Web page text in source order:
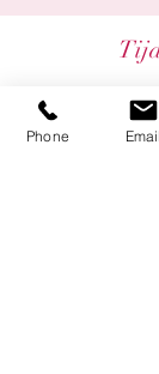
17 dec
Soest,
Phone Email